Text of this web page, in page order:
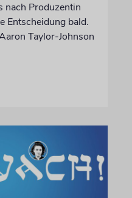
nach Produzentin
Entscheidung bald.
Taylor-Johnson